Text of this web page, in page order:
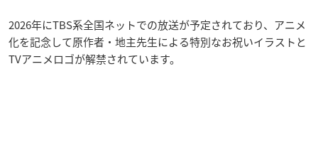
2026年にTBS系全国ネットでの放送が予定されており、アニメ
化を記念して原作者・地主先生による特別なお祝いイラストと
TVアニメロゴが解禁されています。